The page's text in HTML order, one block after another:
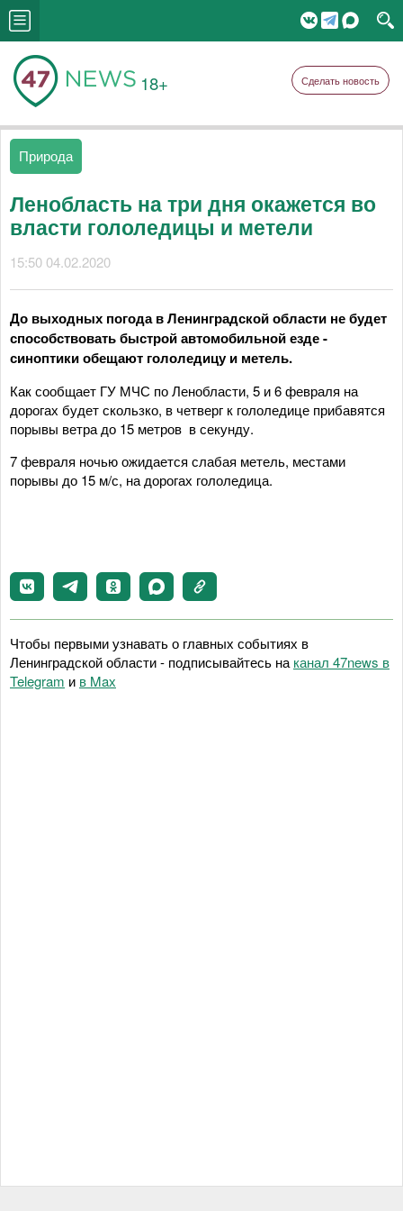
18+ Сделать новость
Природа
Ленобласть на три дня окажется во
власти гололедицы и метели
15:50 04.02.2020
До выходных погода в Ленинградской области не будет
способствовать быстрой автомобильной езде -
синоптики обещают гололедицу и метель.
Как сообщает ГУ МЧС по Ленобласти, 5 и 6 февраля на
дорогах будет скользко, в четверг к гололедице прибавятся
порывы ветра до 15 метров в секунду.
7 февраля ночью ожидается слабая метель, местами
порывы до 15 м/с, на дорогах гололедица.
Чтобы первыми узнавать о главных событиях в
Ленинградской области - подписывайтесь на канал 47news в
Telegram и в Maх